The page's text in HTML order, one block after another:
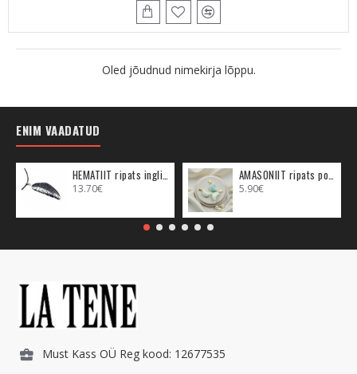
Oled jõudnud nimekirja lõppu.
ENIM VAADATUD
13.70€ 5.90€
Must Kass OÜ Reg kood: 12677535